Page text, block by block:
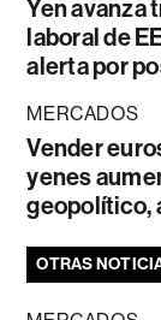
Yen avanza
laboral de
alerta por
MERCADOS
Vender
yenes
geopolítico,
OTRAS